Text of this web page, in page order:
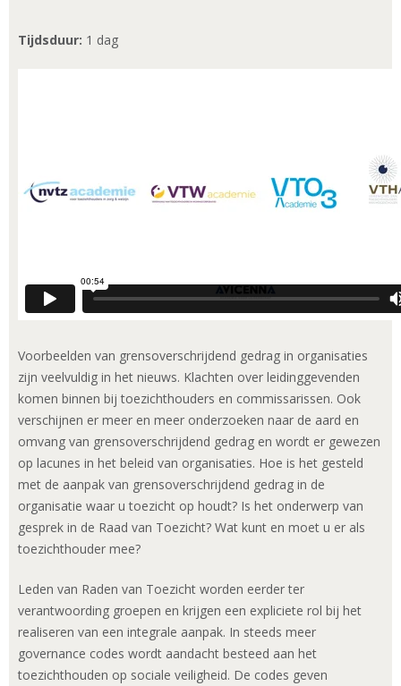
Tijdsduur: 1 dag
Voorbeelden van grensoverschrijdend gedrag in organisaties
zijn veelvuldig in het nieuws. Klachten over leidinggevenden
komen binnen bij toezichthouders en commissarissen. Ook
verschijnen er meer en meer onderzoeken naar de aard en
omvang van grensoverschrijdend gedrag en wordt er gewezen
op lacunes in het beleid van organisaties. Hoe is het gesteld
met de aanpak van grensoverschrijdend gedrag in de
organisatie waar u toezicht op houdt? Is het onderwerp van
gesprek in de Raad van Toezicht? Wat kunt en moet u er als
toezichthouder mee?
Leden van Raden van Toezicht worden eerder ter
verantwoording groepen en krijgen een expliciete rol bij het
realiseren van een integrale aanpak. In steeds meer
governance codes wordt aandacht besteed aan het
toezichthouden op sociale veiligheid. De codes geven